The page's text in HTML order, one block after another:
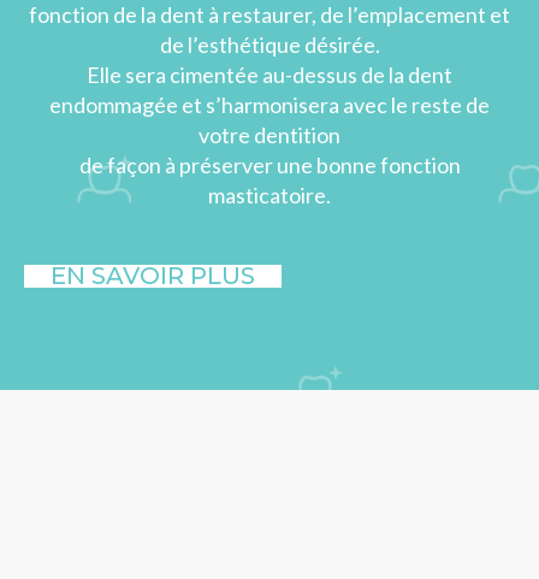
fonction de la dent à restaurer, de l’emplacement et
de l’esthétique désirée.
Elle sera cimentée au-dessus de la dent
endommagée et s’harmonisera avec le reste de
votre dentition
de façon à préserver une bonne fonction
masticatoire.
EN SAVOIR PLUS